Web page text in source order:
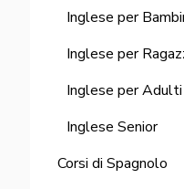
Inglese per
Inglese per
Inglese per Adulti
Inglese Senior
Corsi di Spagnolo